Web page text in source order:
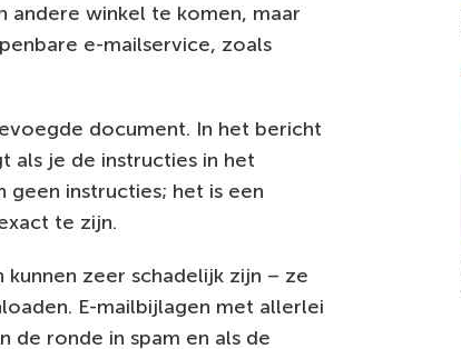
andere winkel te komen, maar
e-mailservice, zoals
document. In het bericht
als je de instructies in het
instructies; het is een
te zijn.
zeer schadelijk zijn – ze
E-mailbijlagen met allerlei
de ronde in spam en als de